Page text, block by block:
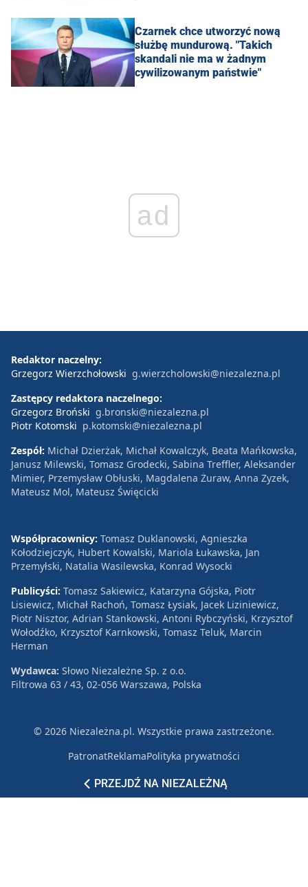
Czarnek chce utworzyć nową
służbę mundurową. "Takich
skandali nie ma w żadnym
cywilizowanym państwie"
ad
PRZEJDŹ NA NIEZALEŻNĄ
Redaktor naczelny:
Grzegorz Wierzchołowski g.wierzcholowski@niezalezna.pl
Zastępcy redaktora naczelnego:
Grzegorz Broński g.bronski@niezalezna.pl
Piotr Kotomski p.kotomski@niezalezna.pl
Zespół: Michał Dzierżak, Michał Kowalczyk, Beata Mańkowska,
Janusz Milewski, Tomasz Grodecki, Sabina Treffler, Aleksander
Mimier, Przemysław Obłuski, Magdalena Żuraw, Anna Zyzek,
Mateusz Mol, Mateusz Święcicki
Współpracownicy: Tomasz Duklanowski, Agnieszka
Kołodziejczyk, Hubert Kowalski, Mariola Łukawska, Jan
Przemyłski, Natalia Wasilewska, Konrad Wysocki
Publicyści: Tomasz Sakiewicz, Katarzyna Gójska, Piotr
Lisiewicz, Michał Rachoń, Tomasz Łysiak, Jacek Liziniewicz,
Piotr Nisztor, Adrian Stankowski, Antoni Rybczyński, Krzysztof
Wołodźko, Krzysztof Karnkowski, Tomasz Teluk, Marcin
Herman
Wydawca: Słowo Niezależne Sp. z o.o.
Filtrowa 63 / 43, 02-056 Warszawa, Polska
© 2026 Niezależna.pl. Wszystkie prawa zastrzeżone.
PatronatReklamaPolityka prywatności